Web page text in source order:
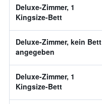
Deluxe-Zimmer, 1
Kingsize-Bett
Deluxe-Zimmer, kein Bett
angegeben
Deluxe-Zimmer, 1
Kingsize-Bett